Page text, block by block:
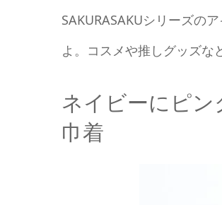
SAKURASAKUシリーズの
よ。コスメや推しグッズな
ネイビーにピ
巾着